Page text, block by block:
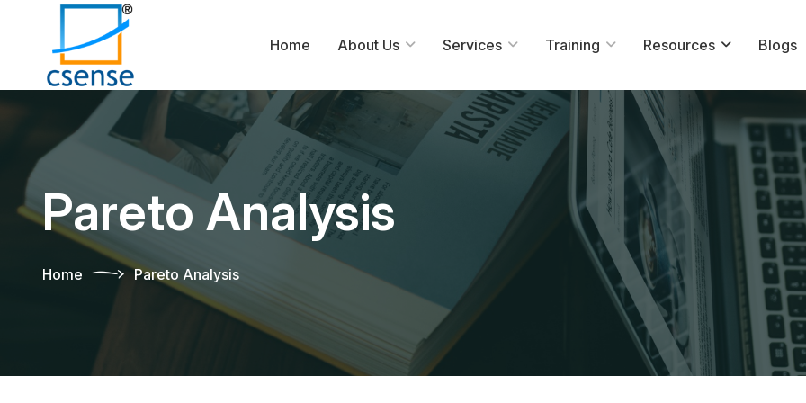
Home About Us Services Training Resources Blogs
Pareto Analysis
Home Pareto Analysis